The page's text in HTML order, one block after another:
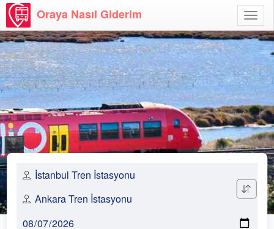
Aç
Oraya Nasıl Giderim